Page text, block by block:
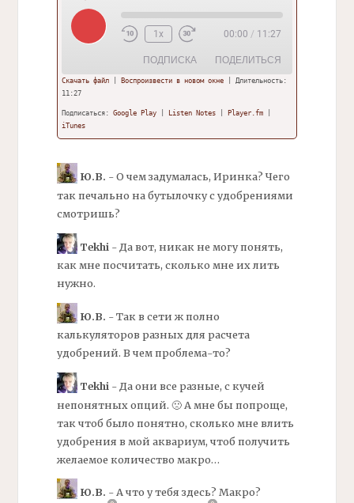
Play
Episode
1x 00:00 / 11:27
ПОДПИСКА ПОДЕЛИТЬСЯ
Google Play Listen Notes
ЛЕНТА
ЬСЯ
ССЫЛКА
ВСТАВИТ
Ь
Скачать файл| Воспроизвести в новом окне| Длительность:
11:27
Подписаться: Google Play| Listen Notes| Player.fm|
iTunes
Ю.В. - О чем задумалась, Иринка? Чего
так печально на бутылочку с удобрениями
смотришь?
Tekhi - Да вот, никак не могу понять,
как мне посчитать, сколько мне их лить
нужно.
Ю.В. - Так в сети ж полно
калькуляторов разных для расчета
удобрений. В чем проблема-то?
Tekhi- Да они все разные, с кучей
непонятных опций. 🙁 А мне бы попроще,
так чтоб было понятно, сколько мне влить
удобрения в мой аквариум, чтоб получить
желаемое количество макро…
Ю.В. - А что у тебя здесь? Макро?